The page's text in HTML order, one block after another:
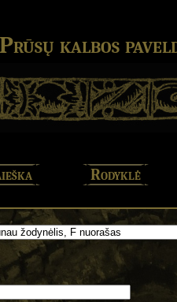
Prūsų kalbos
Rodyklė